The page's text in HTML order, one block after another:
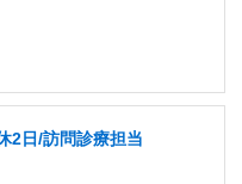
2日/訪問診療担当